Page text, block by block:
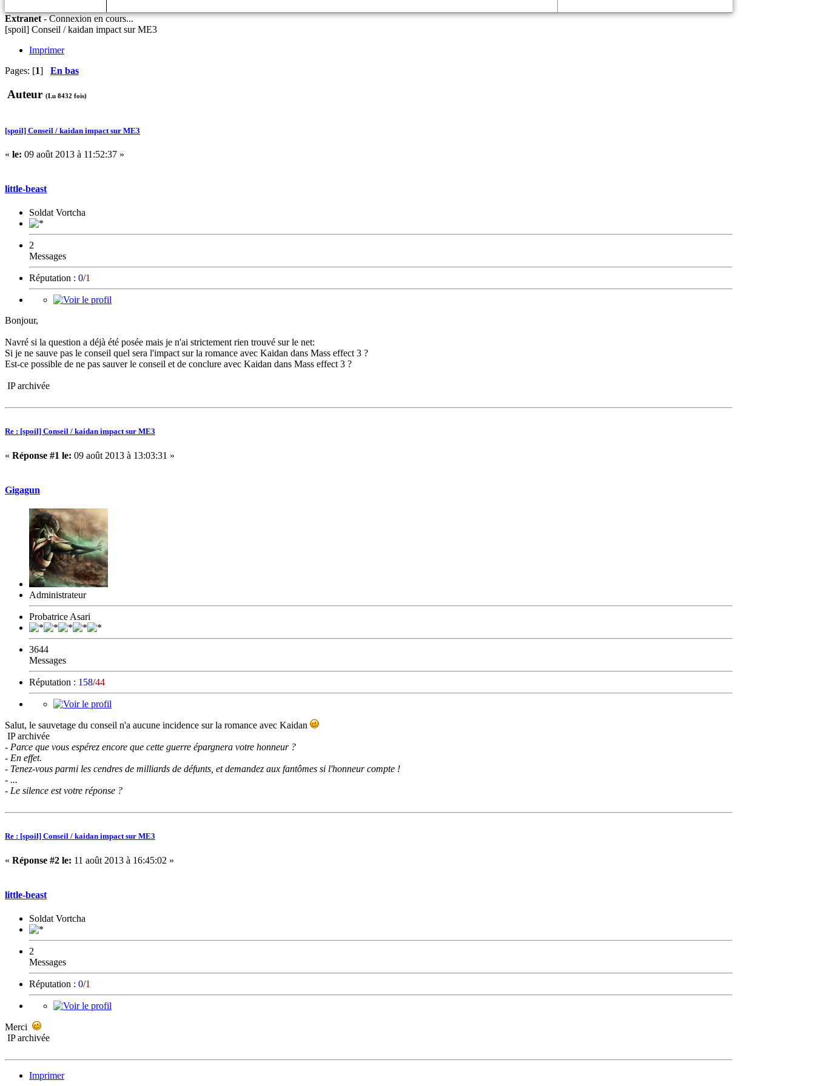
Extranet-Connexion en cours...
[spoil] Conseil / kaidan impact sur ME3
Imprimer
Pages: [1] En bas
Auteur (Lu 8432 fois)
[spoil] Conseil / kaidan impact sur ME3
« le: 09 août 2013 à 11:52:37 »
little-beast
Soldat Vortcha
2
Messages
Réputation : 0/1
Bonjour,
Navré si la question a déjà été posée mais je n'ai strictement rien trouvé sur le net:
Si je ne sauve pas le conseil quel sera l'impact sur la romance avec Kaidan dans Mass effect 3 ?
Est-ce possible de ne pas sauver le conseil et de conclure avec Kaidan dans Mass effect 3 ?
IP archivée
Re : [spoil] Conseil / kaidan impact sur ME3
« Réponse #1 le: 09 août 2013 à 13:03:31 »
Gigagun
Administrateur
Probatrice Asari
3644
Messages
Réputation : 158/44
Salut, le sauvetage du conseil n'a aucune incidence sur la romance avec Kaidan
IP archivée
- Parce que vous espérez encore que cette guerre épargnera votre honneur ?
- En effet.
- Tenez-vous parmi les cendres de milliards de défunts, et demandez aux fantômes si l'honneur compte !
- ...
- Le silence est votre réponse ?
Re : [spoil] Conseil / kaidan impact sur ME3
« Réponse #2 le: 11 août 2013 à 16:45:02 »
little-beast
Soldat Vortcha
2
Messages
Réputation : 0/1
Merci
IP archivée
Imprimer